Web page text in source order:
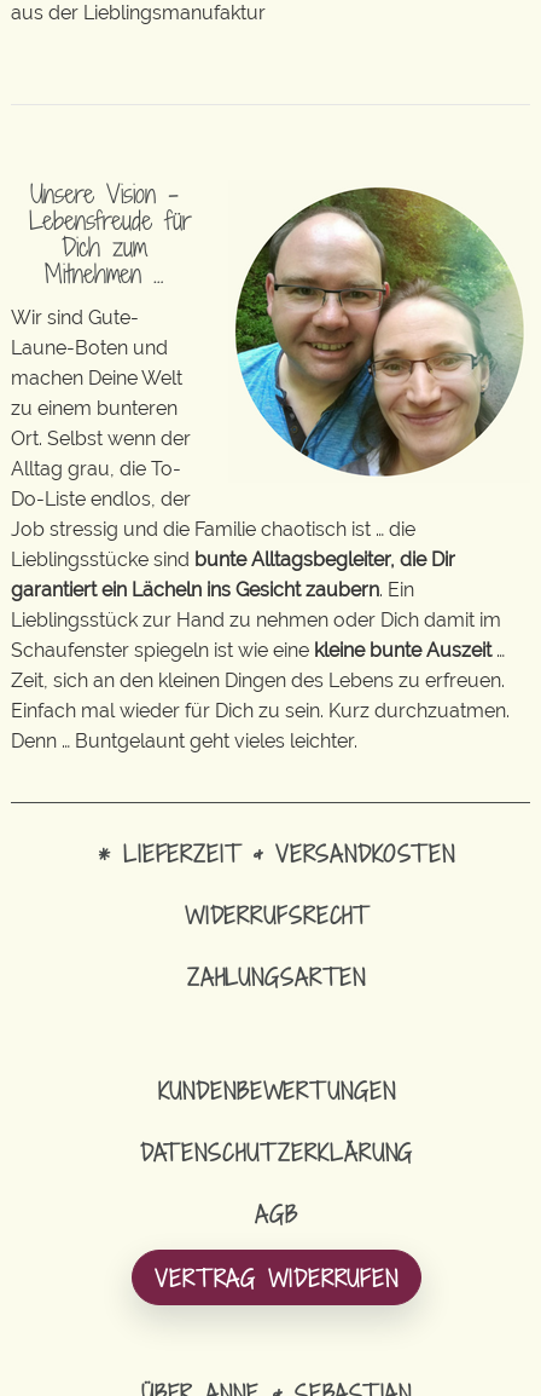
aus der Lieblingsmanufaktur
Unsere Vision –
Lebensfreude für
Dich zum
Mitnehmen …
Wir sind Gute-
Laune-Boten und
machen Deine Welt
zu einem bunteren
Ort. Selbst wenn der
Alltag grau, die To-
Do-Liste endlos, der
Job stressig und die Familie chaotisch ist … die
Lieblingsstücke sind bunte Alltagsbegleiter, die Dir
garantiert ein Lächeln ins Gesicht zaubern. Ein
Lieblingsstück zur Hand zu nehmen oder Dich damit im
Schaufenster spiegeln ist wie eine kleine bunte Auszeit…
Zeit, sich an den kleinen Dingen des Lebens zu erfreuen.
Einfach mal wieder für Dich zu sein. Kurz durchzuatmen.
Denn … Buntgelaunt geht vieles leichter.
* LIEFERZEIT & VERSANDKOSTEN
WIDERRUFSRECHT
ZAHLUNGSARTEN
KUNDENBEWERTUNGEN
DATENSCHUTZERKLÄRUNG
AGB
VERTRAG WIDERRUFEN